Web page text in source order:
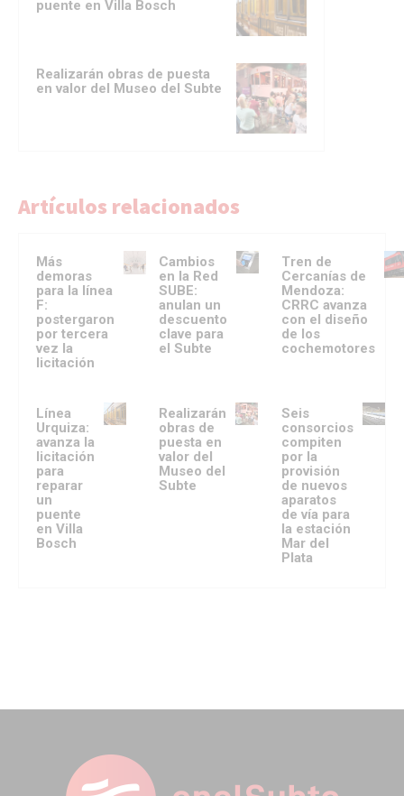
puente en Villa Bosch
Realizarán obras de puesta
en valor del Museo del Subte
Artículos relacionados
Más
demoras
para la línea
F:
postergaron
por tercera
vez la
licitación
Cambios
en la Red
SUBE:
anulan un
descuento
clave para
el Subte
Tren de
Cercanías de
Mendoza:
CRRC avanza
con el diseño
de los
cochemotores
Línea
Urquiza:
avanza la
licitación
para
reparar
un
puente
en Villa
Bosch
Realizarán
obras de
puesta en
valor del
Museo del
Subte
Seis
consorcios
compiten
por la
provisión
de nuevos
aparatos
de vía para
la estación
Mar del
Plata